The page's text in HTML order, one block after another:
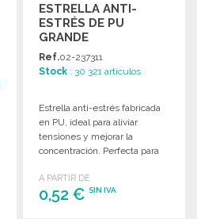
ESTRELLA ANTI-
ESTRÉS DE PU
GRANDE
Ref.02-237311
Stock : 30 321 artículos
Estrella anti-estrés fabricada
en PU, ideal para aliviar
tensiones y mejorar la
concentración. Perfecta para
A PARTIR DE
0,52 €SIN IVA